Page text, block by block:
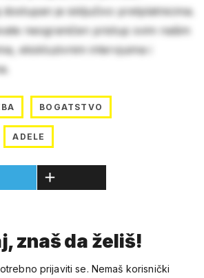
dostupan je isključivo pretplatnicima.
neograničen pristup svim našim
ekskluzivnim intervjuima i
BOGATSTVO
ADELE
znaš da želiš!
prijaviti se. Nemaš korisnički